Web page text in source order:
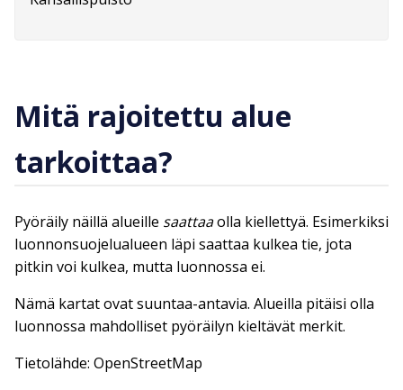
Mitä rajoitettu alue
tarkoittaa?
Pyöräily näillä alueille saattaaolla kiellettyä. Esimerkiksi
luonnonsuojelualueen läpi saattaa kulkea tie, jota
pitkin voi kulkea, mutta luonnossa ei.
Nämä kartat ovat suuntaa-antavia. Alueilla pitäisi olla
luonnossa mahdolliset pyöräilyn kieltävät merkit.
Tietolähde: OpenStreetMap